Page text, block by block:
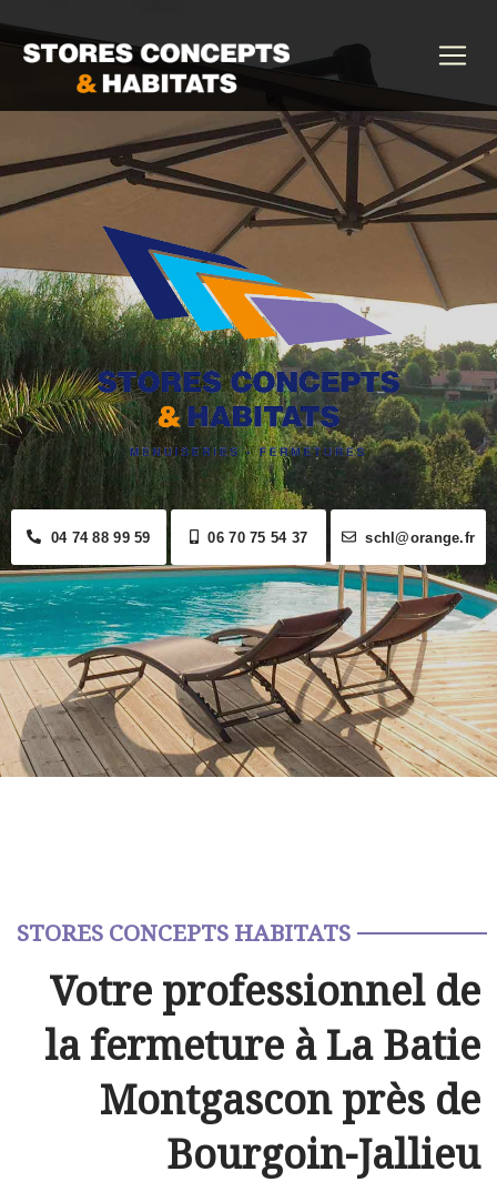
04 74 88 99 59 06 70 75 54 37 schl@orange.fr
STORES CONCEPTS HABITATS
Votre professionnel de
la fermeture à La Batie
Montgascon près de
Bourgoin-Jallieu